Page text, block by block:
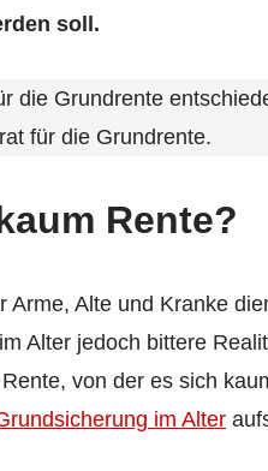
soll.
die Grundrente
für die Grundrente.
Rente?
Alte und Kranke
Alter jedoch bittere
von der es sich
im Alter